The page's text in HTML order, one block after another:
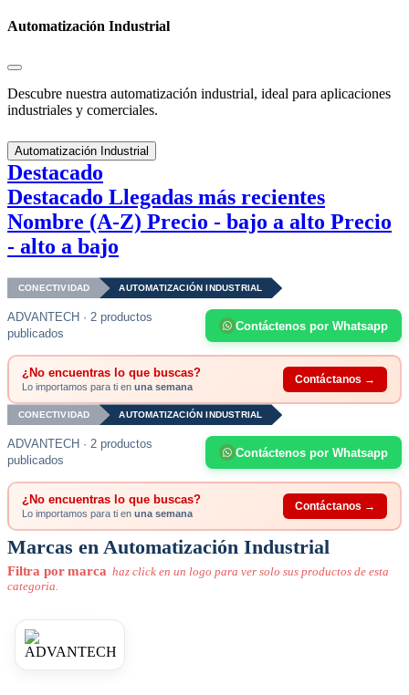
Automatización Industrial
Descubre nuestra automatización industrial, ideal para aplicaciones
industriales y comerciales.
Automatización Industrial
Destacado
Destacado Llegadas más recientes
Nombre (A-Z) Precio - bajo a alto Precio
- alto a bajo
CONECTIVIDAD AUTOMATIZACIÓN INDUSTRIAL
ADVANTECH · 2 productos
publicados
Contáctenos por Whatsapp
¿No encuentras lo que buscas?
Lo importamos para ti en una semana
Contáctanos →
CONECTIVIDAD AUTOMATIZACIÓN INDUSTRIAL
ADVANTECH · 2 productos
publicados
Contáctenos por Whatsapp
¿No encuentras lo que buscas?
Lo importamos para ti en una semana
Contáctanos →
Marcas en Automatización Industrial
Filtra por marca haz click en un logo para ver solo sus productos de esta
categoria.